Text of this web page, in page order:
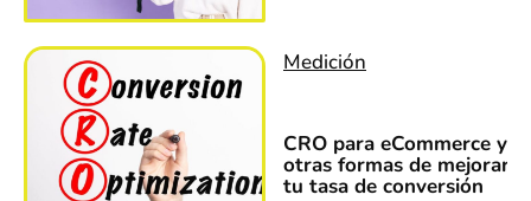
Medición
CRO para eCommerce y
otras formas de mejorar
tu tasa de conversión